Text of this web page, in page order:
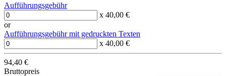
Aufführungsgebühr
x 40,00 €
or
Aufführungsgebühr mit gedruckten Texten
x 40,00 €
94,40 €
Bruttopreis